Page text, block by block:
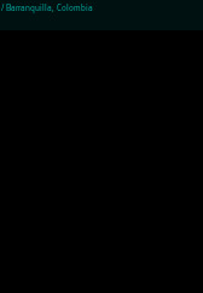
/ Barranquilla, Colombia